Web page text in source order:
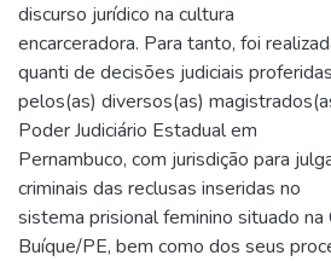
discurso jurídico na cultura
encarceradora. Para tanto, foi
quanti de decisões judiciais proferidas
pelos(as) diversos(as)
Poder Judiciário Estadual em
Pernambuco, com jurisdição para
criminais das reclusas inseridas no
sistema prisional feminino situado na
Buíque/PE, bem como dos seus